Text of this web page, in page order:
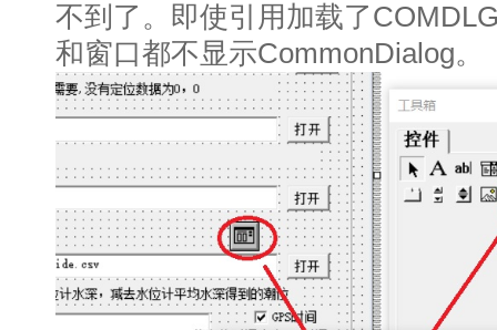
不到了。即使引用加载了
和窗口都不显示CommonDialog。